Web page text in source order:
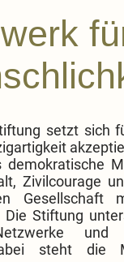
setzt sich
demokratische
Zivilcourage
Stiftung
und
steht die